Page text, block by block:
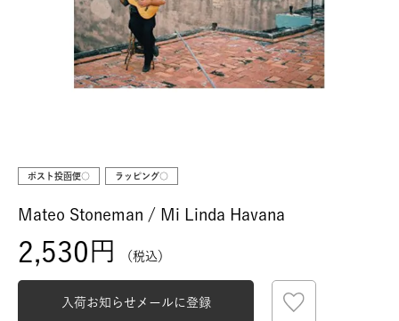
ポスト投函便○ ラッピング○
Mateo Stoneman / Mi Linda Havana
2,530 税込
入荷お知らせメールに登録